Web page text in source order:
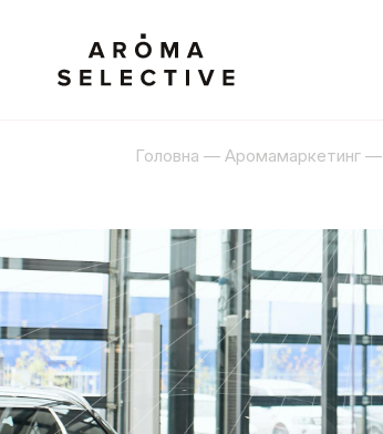
Головна — Аромамаркетинг —